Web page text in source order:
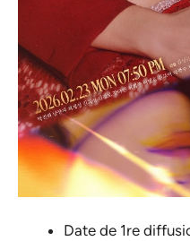
Date de 1re